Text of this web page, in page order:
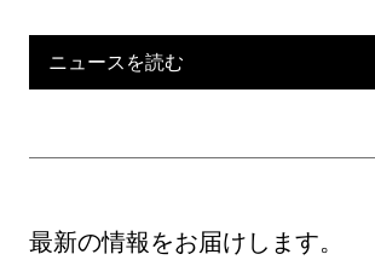
ニュースを読む
最新の情報をお届けします。